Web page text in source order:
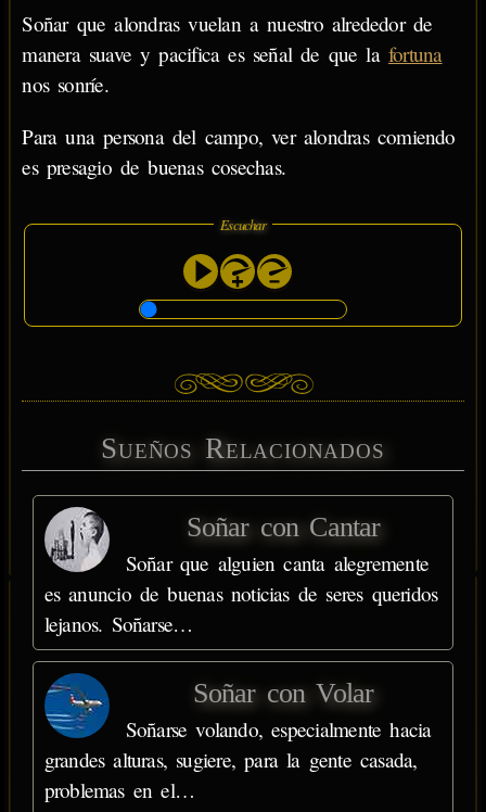
Soñar que alondras vuelan a nuestro alrededor de
manera suave y pacifica es señal de que la fortuna
nos sonríe.
Para una persona del campo, ver alondras comiendo
es presagio de buenas cosechas.
Escuchar
Sueños Relacionados
Soñar con Cantar
Soñar que alguien canta alegremente
es anuncio de buenas noticias de seres queridos
lejanos. Soñarse…
Soñar con Volar
Soñarse volando, especialmente hacia
grandes alturas, sugiere, para la gente casada,
problemas en el…